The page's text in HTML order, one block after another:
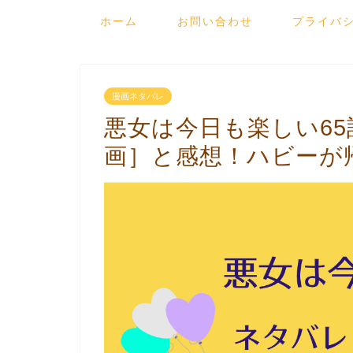
ホーム お問い合わせ プライバ
漫画ネタバレ
悪女は今日も楽しい
画］と感想！ハビー